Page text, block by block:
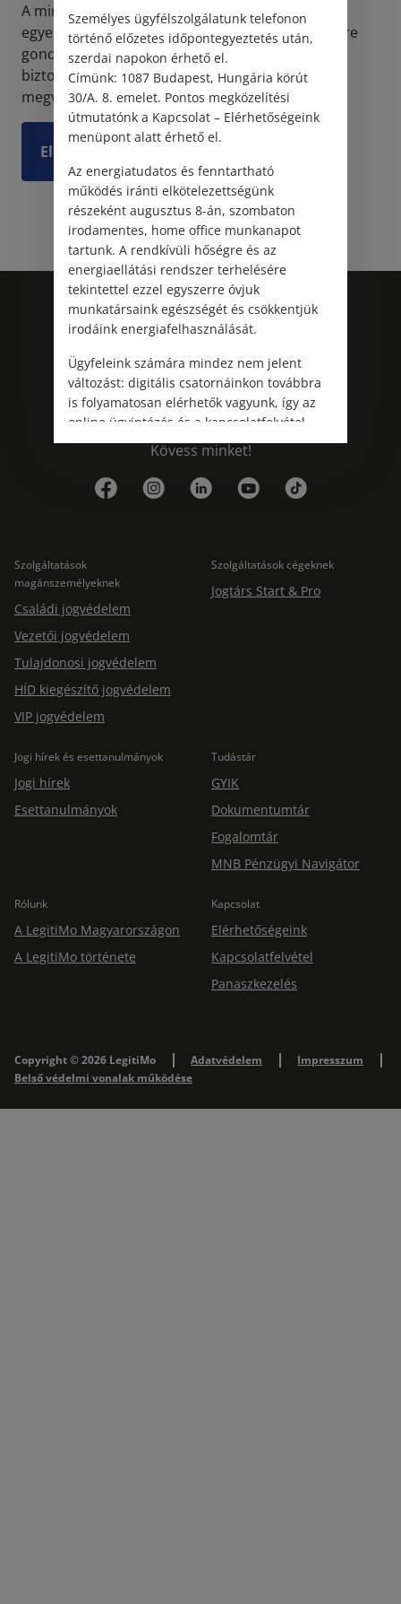
A mindennapokban gyakorta találkozhatunk
egyesületekkel, elég, ha csak a sportegyesületekre
gondolunk. Az Alaptörvény által elismert és
biztosított egyesülési jog alapvető gyakorlati
megvalósulása ...
Elolvasom
Kövess minket!
Szolgáltatások
magánszemélyeknek
Családi jogvédelem
Vezetői jogvédelem
Tulajdonosi jogvédelem
HÍD kiegészítő jogvédelem
VIP jogvédelem
Szolgáltatások cégeknek
Jogtárs Start & Pro
Jogi hírek és esettanulmányok
Jogi hírek
Esettanulmányok
Tudástár
GYIK
Dokumentumtár
Fogalomtár
MNB Pénzügyi Navigátor
Rólunk
A LegitiMo Magyarországon
A LegitiMo története
Kapcsolat
Elérhetőségeink
Kapcsolatfelvétel
Panaszkezelés
Copyright © 2026 LegitiMo Adatvédelem
Impresszum
Belső védelmi vonalak működése
Személyes ügyfélszolgálatunk telefonon
történő előzetes időpontegyeztetés után,
szerdai napokon érhető el.
Címünk: 1087 Budapest, Hungária körút
30/A. 8. emelet. Pontos megközelítési
útmutatónk a Kapcsolat – Elérhetőségeink
menüpont alatt érhető el.
Az energiatudatos és fenntartható
működés iránti elkötelezettségünk
részeként augusztus 8-án, szombaton
irodamentes, home office munkanapot
tartunk. A rendkívüli hőségre és az
energiaellátási rendszer terhelésére
tekintettel ezzel egyszerre óvjuk
munkatársaink egészségét és csökkentjük
irodáink energiafelhasználását.
Ügyfeleink számára mindez nem jelent
változást: digitális csatornáinkon továbbra
is folyamatosan elérhetők vagyunk, így az
online ügyintézés és a kapcsolatfelvétel
változatlanul biztosított.